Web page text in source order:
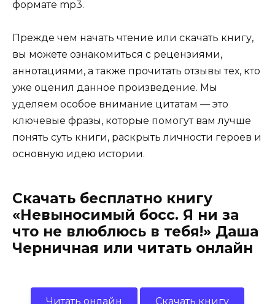
формате mp3.
Прежде чем начать чтение или скачать книгу,
вы можете ознакомиться с рецензиями,
аннотациями, а также прочитать отзывы тех, кто
уже оценил данное произведение. Мы
уделяем особое внимание цитатам — это
ключевые фразы, которые помогут вам лучше
понять суть книги, раскрыть личности героев и
основную идею истории.
Скачать бесплатно книгу
«Невыносимый босс. Я ни за
что не влюблюсь в тебя!» Даша
Черничная или читать онлайн
Читать онлайн Скачать книгу